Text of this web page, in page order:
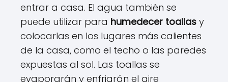
entrar a casa. El agua también se
puede utilizar para humedecer toallas y
colocarlas en los lugares más calientes
de la casa, como el techo o las paredes
expuestas al sol. Las toallas se
evaporarán y enfriarán el aire